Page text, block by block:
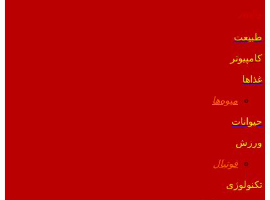
طبیعت
کامپیوتر
غذاها
میوه‌ها
حیوانات
ورزش
فوتبال
تکنولوژی